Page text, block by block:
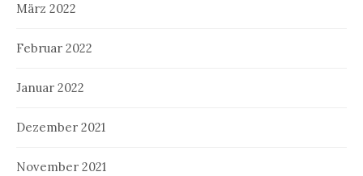
März 2022
Februar 2022
Januar 2022
Dezember 2021
November 2021